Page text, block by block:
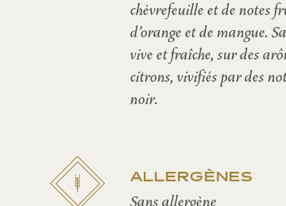
chèvrefeuille et de notes
d’orange et de mangue.
vive et fraîche, sur des
citrons, vivifiés par des
noir.
ALLERGÈNES
Sans allergène